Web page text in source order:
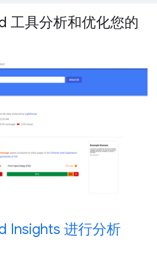
工具分析和优化您的
Insights 进行分析